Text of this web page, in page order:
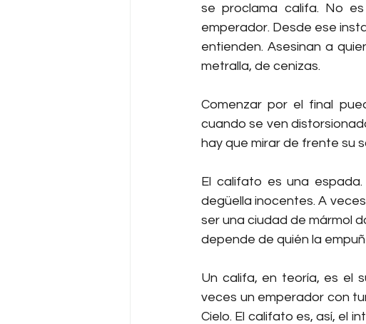
se proclama califa. No
emperador. Desde ese
entienden. Asesinan a
metralla, de cenizas.
Comenzar por el final
cuando se ven
hay que mirar de frente su
El califato es una
degüella inocentes. A
ser una ciudad de mármol
depende de quién la
Un califa, en teoría, es el
veces un emperador con
Cielo. El califato es, así, el